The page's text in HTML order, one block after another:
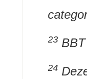
23
24